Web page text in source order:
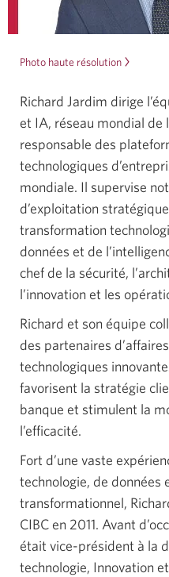
Photo haute résolution de
Jardim.
Une
nouvelle
fenêtre
Richard Jardim dirige
et IA, réseau mondial de
responsable des
technologiques
mondiale. Il supervise
d’exploitation
transformation
données et de
chef de la sécurité,
l’innovation et les
Richard et son équipe
des partenaires
technologiques
favorisent la stratégie
banque et stimulent la
l’efficacité.
Fort d’une vaste
technologie, de données
transformationnel,
CIBC en 2011. Avant
était vice-président à la
technologie, Innovation